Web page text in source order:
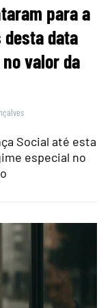
para a
desta data
valor da
Social até esta
especial no